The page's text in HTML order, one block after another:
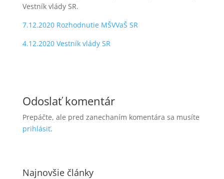
Vestník vlády SR.
7.12.2020 Rozhodnutie MŠVVaŠ SR
4.12.2020 Vestník vlády SR
Odoslať komentár
Prepáčte, ale pred zanechaním komentára sa musíte
prihlásiť.
Najnovšie články